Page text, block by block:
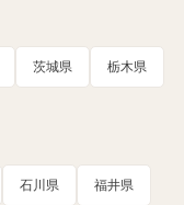
茨城県 栃木県
石川県 福井県